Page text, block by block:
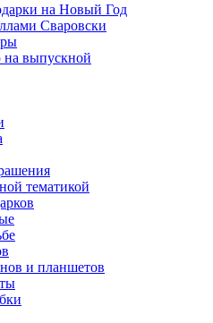
на Новый Год
Сваровски
выпускной
тематикой
и планшетов